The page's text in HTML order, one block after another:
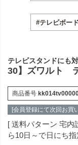
#テレビボー
テレビスタンドにも
30】ズワルト
商品番号
[会員登録にて次回お買
送料パターン 宅内
ら10日～で日にち